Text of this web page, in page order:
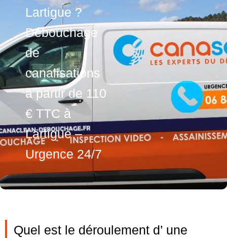
Lartigue ?
Débouchage
de
canalisations
à partir de 110
€ TTC à
Lartigue –
Urgence 24/7
Quel est le déroulement d’ une